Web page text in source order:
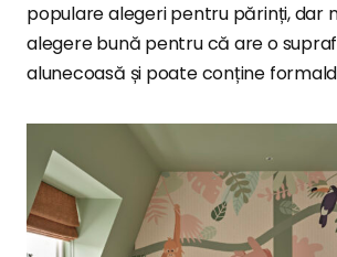
populare alegeri pentru părinți, dar
alegere bună pentru că are o
alunecoasă și poate conține